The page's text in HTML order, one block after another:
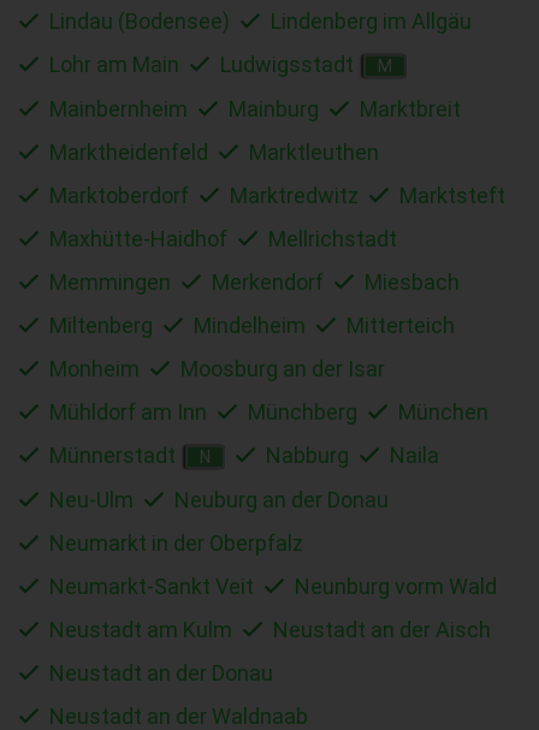
Lindau (Bodensee)
Lindenberg im Allgäu
Lohr am Main
Ludwigsstadt M
Mainbernheim Mainburg
Marktbreit
Marktheidenfeld
Marktleuthen
Marktoberdorf
Marktredwitz
Marktsteft
Maxhütte-Haidhof
Mellrichstadt
Memmingen
Merkendorf
Miesbach
Miltenberg
Mindelheim
Mitterteich
Monheim
Moosburg an der Isar
Mühldorf am Inn
Münchberg
München
Münnerstadt
N Nabburg
Naila
Neu-Ulm
Neuburg an der Donau
Neumarkt in der Oberpfalz
Neumarkt-Sankt Veit
Neunburg vorm Wald
Neustadt am Kulm
Neustadt an der Aisch
Neustadt an der Donau
Neustadt an der Waldnaab